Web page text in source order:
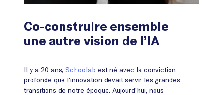
Co-construire ensemble
une autre vision de l’IA
Il y a 20 ans,Schoolab est né avec la conviction
profonde que l’innovation devait servir les grandes
transitions de notre époque. Aujourd’hui, nous